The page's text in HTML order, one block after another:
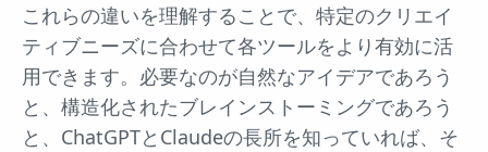
これらの違いを理解することで、特定のクリエイ
ティブニーズに合わせて各ツールをより有効に活
用できます。必要なのが自然なアイデアであろう
と、構造化されたブレインストーミングであろう
と、ChatGPTとClaudeの長所を知っていれば、そ